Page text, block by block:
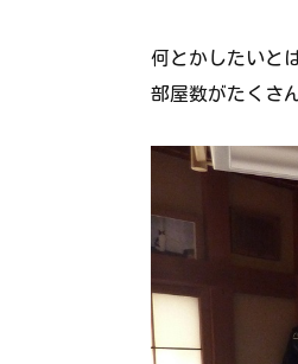
何とかしたいと
部屋数がたくさ